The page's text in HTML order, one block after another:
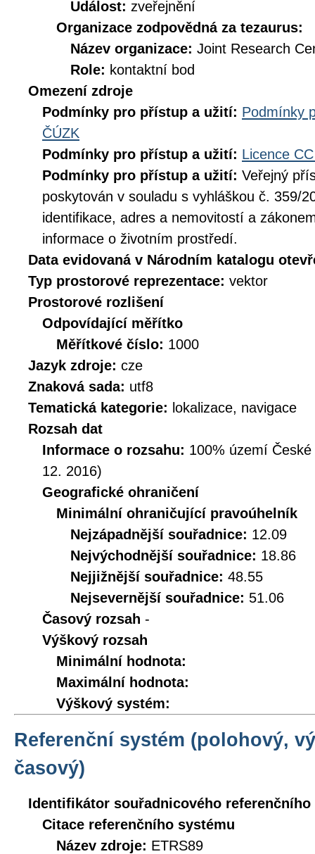
Událost: zveřejnění
Organizace zodpovědná za tezaurus:
Název organizace: Joint Research
Role: kontaktní bod
Omezení zdroje
Podmínky pro přístup a užití: Podmínky
ČÚZK
Podmínky pro přístup a užití: Licence
Podmínky pro přístup a užití: Veřejný
poskytován v souladu s vyhláškou č. 359/
identifikace, adres a nemovitostí a
informace o životním prostředí.
Data evidovaná v Národním katalogu
Typ prostorové reprezentace: vektor
Prostorové rozlišení
Odpovídající měřítko
Měřítkové číslo: 1000
Jazyk zdroje: cze
Znaková sada: utf8
Tematická kategorie: lokalizace, navigace
Rozsah dat
Informace o rozsahu: 100% území
12. 2016)
Geografické ohraničení
Minimální ohraničující pravoúhelník
Nejzápadnější souřadnice: 12.09
Nejvýchodnější souřadnice: 18.86
Nejjižnější souřadnice: 48.55
Nejsevernější souřadnice: 51.06
Časový rozsah -
Výškový rozsah
Minimální hodnota:
Maximální hodnota:
Výškový systém:
Referenční systém (polohový,
časový)
Identifikátor souřadnicového referenčního
Citace referenčního systému
Název zdroje: ETRS89